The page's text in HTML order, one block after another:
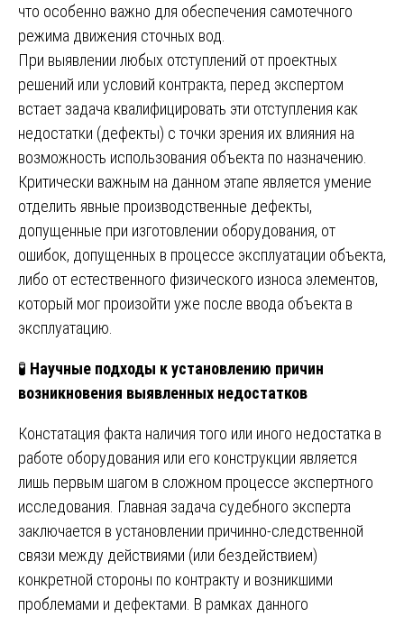
что особенно важно для обеспечения самотечного
режима движения сточных вод.
При выявлении любых отступлений от проектных
решений или условий контракта, перед экспертом
встает задача квалифицировать эти отступления как
недостатки (дефекты) с точки зрения их влияния на
возможность использования объекта по назначению.
Критически важным на данном этапе является умение
отделить явные производственные дефекты,
допущенные при изготовлении оборудования, от
ошибок, допущенных в процессе эксплуатации объекта,
либо от естественного физического износа элементов,
который мог произойти уже после ввода объекта в
эксплуатацию.
🧪 Научные подходы к установлению причин
возникновения выявленных недостатков
Констатация факта наличия того или иного недостатка в
работе оборудования или его конструкции является
лишь первым шагом в сложном процессе экспертного
исследования. Главная задача судебного эксперта
заключается в установлении причинно-следственной
связи между действиями (или бездействием)
конкретной стороны по контракту и возникшими
проблемами и дефектами. В рамках данного